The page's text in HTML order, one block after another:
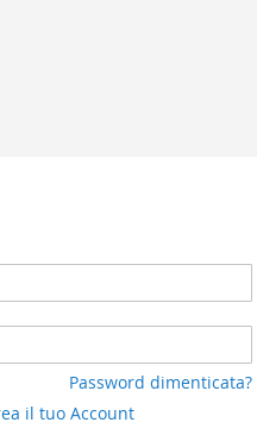
Password dimenticata?
il tuo Account